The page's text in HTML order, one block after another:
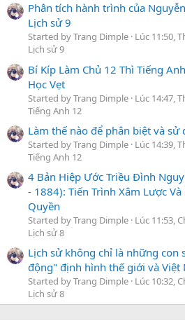
Phân tích hành trình của
Lịch sử 9
Started by Trang Dimple Lúc 11:50,
Lịch sử 9
Bí Kíp Làm Chủ 12 Thì Tiếng
Học Vẹt
Started by Trang Dimple Lúc 14:47,
Tiếng Anh 12
Làm thế nào để phân biệt và sử
Started by Trang Dimple Lúc 14:39,
Tiếng Anh 12
4 Bản Hiệp Ước Triều Đình
- 1884): Tiến Trình Xâm Lược Và
Quyền
Started by Trang Dimple Lúc 11:53,
Lịch sử 8
Lịch sử không chỉ là những con
động" định hình thế giới và Việt
Started by Trang Dimple Lúc 10:32,
Lịch sử 8